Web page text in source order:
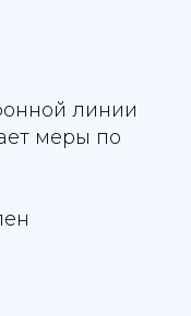
линии
меры по